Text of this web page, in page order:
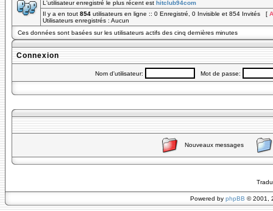
L'utilisateur enregistré le plus récent est hitclub94com
Il y a en tout 854 utilisateurs en ligne :: 0 Enregistré, 0 Invisible et 854 Invités [
Utilisateurs enregistrés : Aucun
Ces données sont basées sur les utilisateurs actifs des cinq dernières minutes
Connexion
Nom d'utilisateur: Mot de passe:
Nouveaux messages
Powered by phpBB © 2001,